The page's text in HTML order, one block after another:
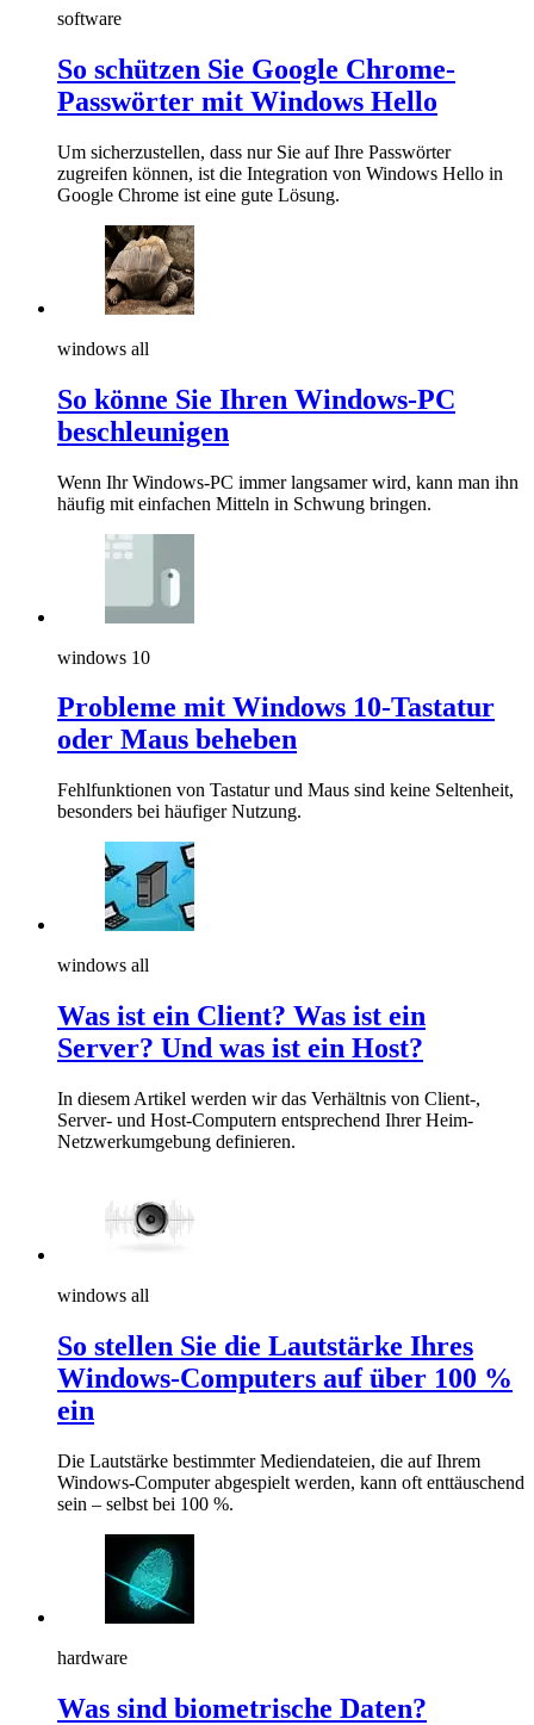
software
So schützen Sie Google Chrome-
Passwörter mit Windows Hello
Um sicherzustellen, dass nur Sie auf Ihre Passwörter
zugreifen können, ist die Integration von Windows Hello in
Google Chrome ist eine gute Lösung.
windows all
So könne Sie Ihren Windows-PC
beschleunigen
Wenn Ihr Windows-PC immer langsamer wird, kann man ihn
häufig mit einfachen Mitteln in Schwung bringen.
windows 10
Probleme mit Windows 10-Tastatur
oder Maus beheben
Fehlfunktionen von Tastatur und Maus sind keine Seltenheit,
besonders bei häufiger Nutzung.
windows all
Was ist ein Client? Was ist ein
Server? Und was ist ein Host?
In diesem Artikel werden wir das Verhältnis von Client-,
Server- und Host-Computern entsprechend Ihrer Heim-
Netzwerkumgebung definieren.
windows all
So stellen Sie die Lautstärke Ihres
Windows-Computers auf über 100 %
ein
Die Lautstärke bestimmter Mediendateien, die auf Ihrem
Windows-Computer abgespielt werden, kann oft enttäuschend
sein – selbst bei 100 %.
hardware
Was sind biometrische Daten?